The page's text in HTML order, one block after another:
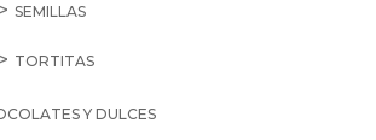
SEMILLAS
TORTITAS
Y DULCES